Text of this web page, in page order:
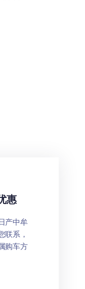
惠
产中牟
联系，
购车方